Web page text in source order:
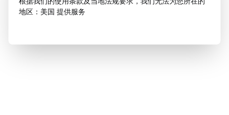
地区：美国 提供服务